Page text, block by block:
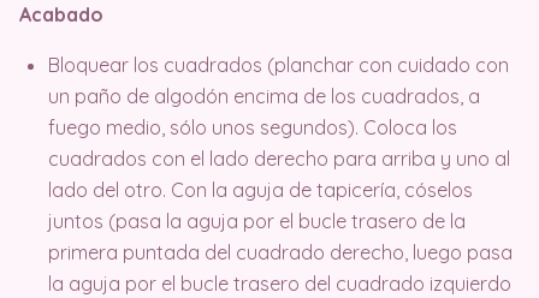
Acabado
Bloquear los cuadrados (planchar con cuidado con
un paño de algodón encima de los cuadrados, a
fuego medio, sólo unos segundos). Coloca los
cuadrados con el lado derecho para arriba y uno al
lado del otro. Con la aguja de tapicería, cóselos
juntos (pasa la aguja por el bucle trasero de la
primera puntada del cuadrado derecho, luego pasa
la aguja por el bucle trasero del cuadrado izquierdo